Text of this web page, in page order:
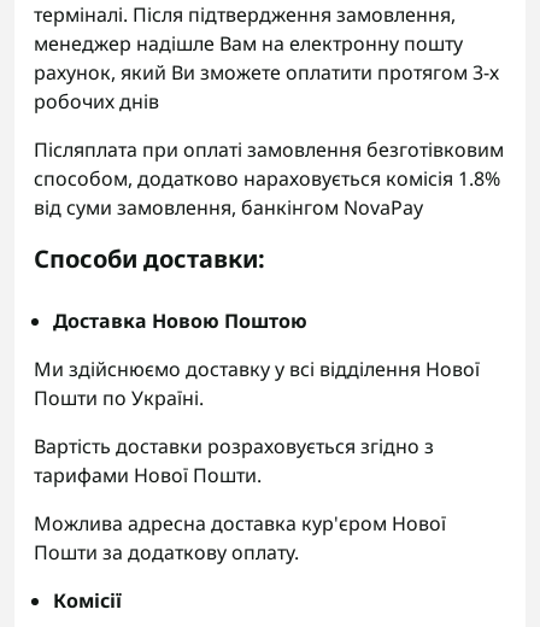
терміналі. Після підтвердження замовлення,
менеджер надішле Вам на електронну пошту
рахунок, який Ви зможете оплатити протягом 3-х
робочих днів
Післяплата при оплаті замовлення безготівковим
способом, додатково нараховується комісія 1.8%
від суми замовлення, банкінгом NovaPay
Способи доставки:
Доставка Новою Поштою
Ми здійснюємо доставку у всі відділення Нової
Пошти по Україні.
Вартість доставки розраховується згідно з
тарифами Нової Пошти.
Можлива адресна доставка кур'єром Нової
Пошти за додаткову оплату.
Комісії